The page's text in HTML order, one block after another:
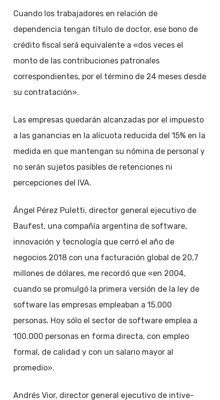
Cuando los trabajadores en relación de
dependencia tengan título de doctor, ese bono de
crédito fiscal será equivalente a «dos veces el
monto de las contribuciones patronales
correspondientes, por el término de 24 meses desde
su contratación».
Las empresas quedarán alcanzadas por el impuesto
a las ganancias en la alícuota reducida del 15% en la
medida en que mantengan su nómina de personal y
no serán sujetos pasibles de retenciones ni
percepciones del IVA.
Ángel Pérez Puletti, director general ejecutivo de
Baufest, una compañía argentina de software,
innovación y tecnología que cerró el año de
negocios 2018 con una facturación global de 20,7
millones de dólares, me recordó que «en 2004,
cuando se promulgó la primera versión de la ley de
software las empresas empleaban a 15.000
personas. Hoy sólo el sector de software emplea a
100.000 personas en forma directa, con empleo
formal, de calidad y con un salario mayor al
promedio».
Andrés Vior, director general ejecutivo de intive-